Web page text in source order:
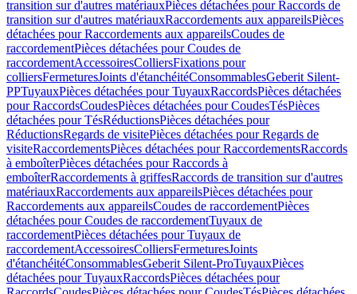
transition sur d'autres matériauxPièces détachées pour Raccords de
transition sur d'autres matériauxRaccordements aux appareilsPièces
détachées pour Raccordements aux appareilsCoudes de
raccordementPièces détachées pour Coudes de
raccordementAccessoiresColliersFixations pour
colliersFermeturesJoints d'étanchéitéConsommablesGeberit Silent-
PPTuyauxPièces détachées pour TuyauxRaccordsPièces détachées
pour RaccordsCoudesPièces détachées pour CoudesTésPièces
détachées pour TésRéductionsPièces détachées pour
RéductionsRegards de visitePièces détachées pour Regards de
visiteRaccordementsPièces détachées pour RaccordementsRaccords
à emboîterPièces détachées pour Raccords à
emboîterRaccordements à griffesRaccords de transition sur d'autres
matériauxRaccordements aux appareilsPièces détachées pour
Raccordements aux appareilsCoudes de raccordementPièces
détachées pour Coudes de raccordementTuyaux de
raccordementPièces détachées pour Tuyaux de
raccordementAccessoiresColliersFermeturesJoints
d'étanchéitéConsommablesGeberit Silent-ProTuyauxPièces
détachées pour TuyauxRaccordsPièces détachées pour